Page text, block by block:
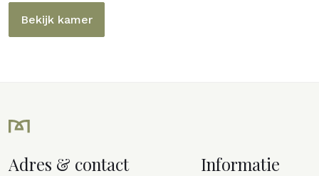
Bekijk kamer
Adres & contact Informatie